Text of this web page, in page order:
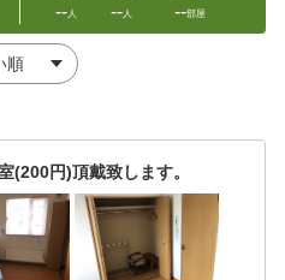
--人 --人 --部屋
(200円)頂戴致します。